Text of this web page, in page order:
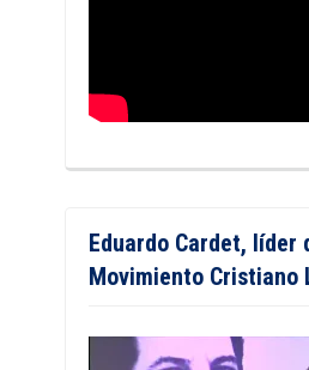
Eduardo Cardet, líder
Movimiento Cristiano